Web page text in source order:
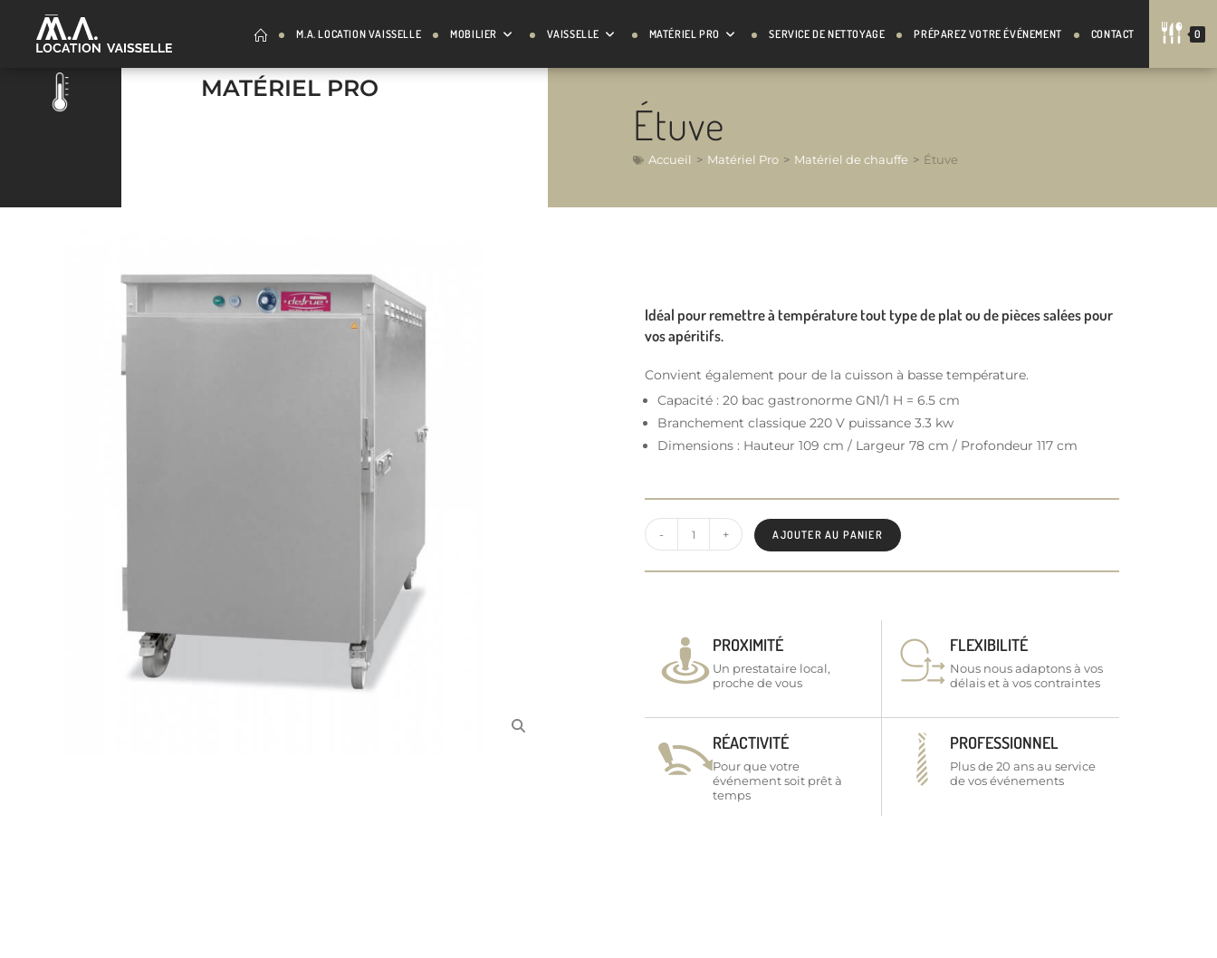
M.A. LOCATION VAISSELLE MOBILIER VAISSELLE MATÉRIEL PRO SERVICE DE NETTOYAGE PRÉPAREZ VOTRE ÉVÉNEMENT CONTACT 0
MATÉRIEL PRO
Étuve
Accueil > Matériel Pro > Matériel de chauffe > Étuve
Idéal pour remettre à température tout type de plat ou de pièces salées pour
vos apéritifs.
Convient également pour de la cuisson à basse température.
Capacité : 20 bac gastronorme GN1/1 H = 6.5 cm
Branchement classique 220 V puissance 3.3 kw
Dimensions : Hauteur 109 cm / Largeur 78 cm / Profondeur 117 cm
- + AJOUTER AU PANIER
PROXIMITÉ
Un prestataire local,
proche de vous
FLEXIBILITÉ
Nous nous adaptons à vos
délais et à vos contraintes
RÉACTIVITÉ
Pour que votre
événement soit prêt à
temps
PROFESSIONNEL
Plus de 20 ans au service
de vos événements